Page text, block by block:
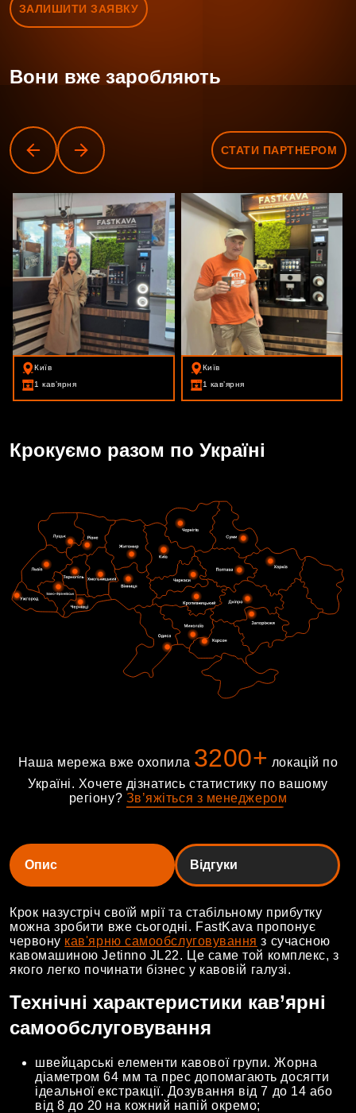
ЗАЛИШИТИ ЗАЯВКУ
Вони вже заробляють
СТАТИ ПАРТНЕРОМ
Київ
1 кавʼярня
Київ
1 кавʼярня
Крокуємо разом по Україні
Наша мережа вже охопила 3200+ локацій по
Україні. Хочете дізнатись статистику по вашому
регіону? Звʼяжіться з менеджером
Опис Відгуки
Крок назустріч своїй мрії та стабільному прибутку
можна зробити вже сьогодні. FastKava пропонує
червону кав'ярню самообслуговування з сучасною
кавомашиною Jetinno JL22. Це саме той комплекс, з
якого легко починати бізнес у кавовій галузі.
Технічні характеристики кав’ярні
самообслуговування
швейцарські елементи кавової групи. Жорна
діаметром 64 мм та прес допомагають досягти
ідеальної екстракції. Дозування від 7 до 14 або
від 8 до 20 на кожний напій окремо;